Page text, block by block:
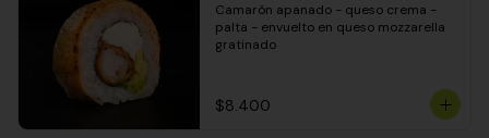
Camarón apanado - queso crema -
palta - envuelto en queso mozzarella
gratinado
$8.400